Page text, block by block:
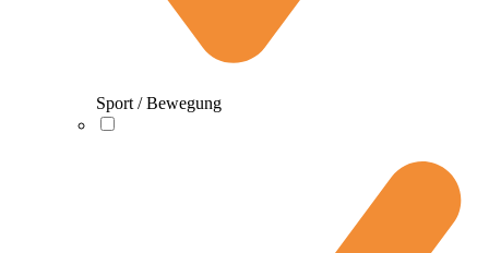
Sport / Bewegung